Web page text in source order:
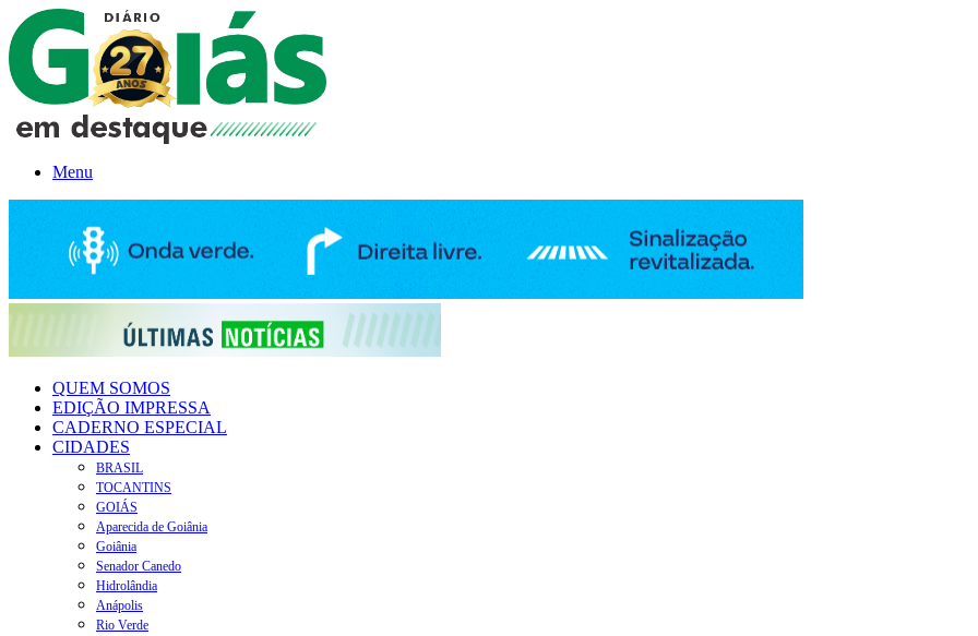
Menu
QUEM SOMOS
EDIÇÃO IMPRESSA
CADERNO ESPECIAL
CIDADES
BRASIL
TOCANTINS
GOIÁS
Aparecida de Goiânia
Goiânia
Senador Canedo
Hidrolândia
Anápolis
Rio Verde